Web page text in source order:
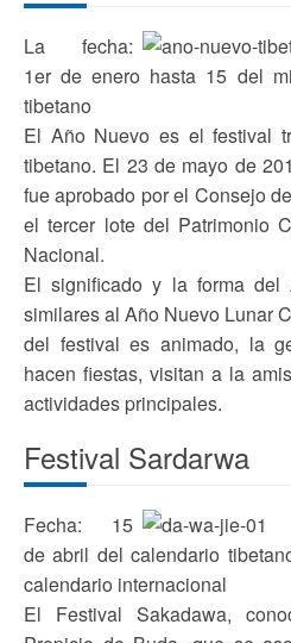
La fecha:
1er de enero hasta 15 del
tibetano
El Año Nuevo es el festival
tibetano. El 23 de mayo de
fue aprobado por el Consejo
el tercer lote del Patrimonio
Nacional.
El significado y la forma del
similares al Año Nuevo Lunar
del festival es animado, la
hacen fiestas, visitan a la
actividades principales.
Festival Sardarwa
Fecha: 15
de abril del calendario
calendario internacional
El Festival Sakadawa,